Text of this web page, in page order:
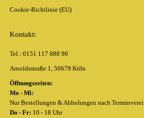
Cookie-Richtlinie (EU)
Kontakt:
Tel.: 0151 117 888 90
Arnoldsstraße 1, 50679 Köln
Öffnungszeiten:
Mo - Mi:
Nur Bestellungen & Abholungen nach
Do - Fr: 10 - 18 Uhr